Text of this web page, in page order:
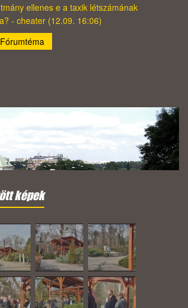
ellenes e a taxik létszámának
- cheater (12.09. 16:06)
képek